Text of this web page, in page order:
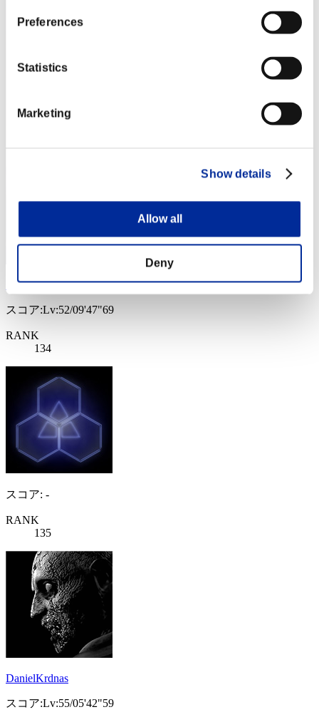
Preferences
Statistics
Marketing
Show details
Allow all
Deny
Ladyhunk
スコア:Lv:52/09'47"69
RANK
134
スコア: -
RANK
135
DanielKrdnas
スコア:Lv:55/05'42"59